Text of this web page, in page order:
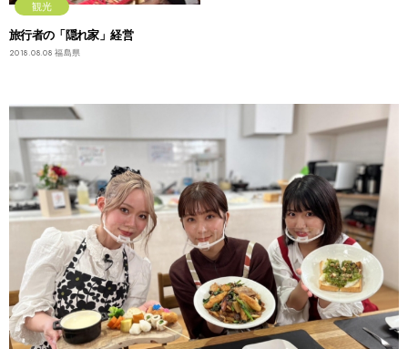
観光
旅行者の「隠れ家」経営
2018.08.08 福島県